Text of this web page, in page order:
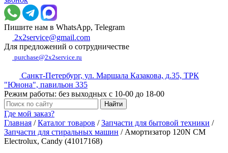
Пишите нам в WhatsApp, Telegram
2x2service@gmail.com
Для предложений о сотрудничестве
purchase@2x2service.ru
Санкт-Петербург, ул. Маршала Казакова, д.35, ТРК
"Юнона", павильон 335
Режим работы: без выходных с 10-00 до 18-00
Где мой заказ?
Главная /Каталог товаров /Запчасти для бытовой техники /
Запчасти для стиральных машин / Амортизатор 120N СМ
Electrolux, Candy (41017168)